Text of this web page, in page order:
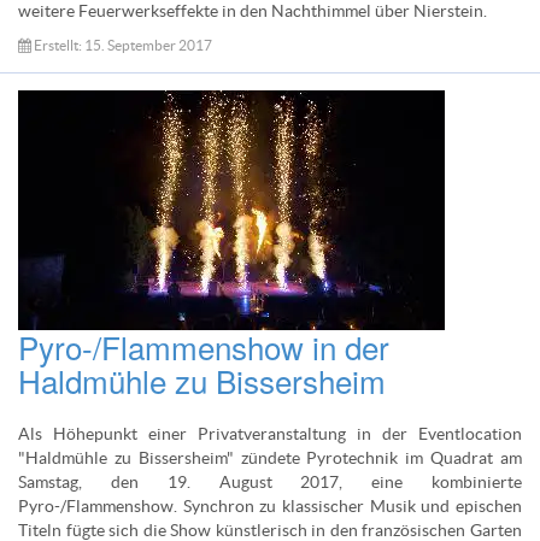
weitere Feuerwerkseffekte in den Nachthimmel über Nierstein.
Erstellt: 15. September 2017
Pyro-/Flammenshow in der
Haldmühle zu Bissersheim
Als Höhepunkt einer Privatveranstaltung in der Eventlocation
"Haldmühle zu Bissersheim" zündete Pyrotechnik im Quadrat am
Samstag, den 19. August 2017, eine kombinierte
Pyro-/Flammenshow. Synchron zu klassischer Musik und epischen
Titeln fügte sich die Show künstlerisch in den französischen Garten